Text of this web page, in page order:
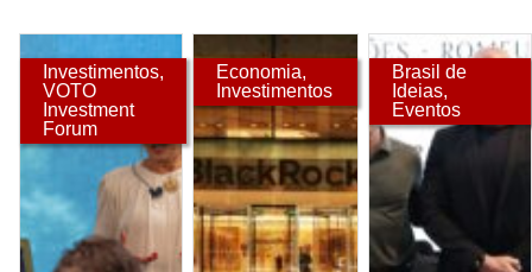
Investimentos,
VOTO
Investment
Forum
Economia,
Investimentos
Brasil de
Ideias,
Eventos